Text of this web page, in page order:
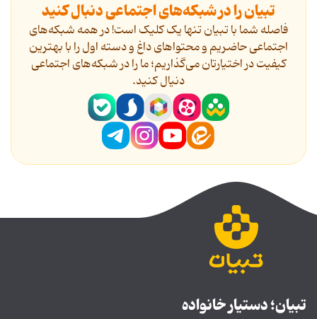
تبیان را در شبکه‌های اجتماعی دنبال کنید
فاصله شما با تبیان تنها یک کلیک است! در همه شبکه‌های
اجتماعی حاضریم و محتواهای داغ و دسته اول را با بهترین
کیفیت در اختیارتان می‌گذاریم؛ ما را در شبکه‌های اجتماعی
دنیال کنید.
تبیان؛ دستیار خانواده